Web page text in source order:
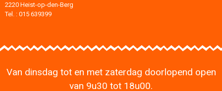
2220 Heist-op-den-Berg
Tel. : 015 639399
Van dinsdag tot en met zaterdag doorlopend open
van 9u30 tot 18u00.